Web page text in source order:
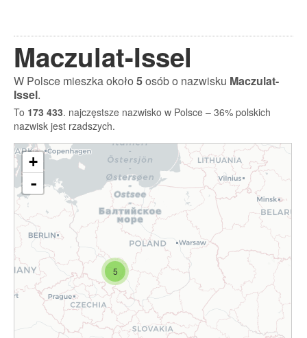
Maczulat-Issel
W Polsce mieszka około5osób o nazwisku Maczulat-
Issel.
To 173 433. najczęstsze nazwisko w Polsce – 36% polskich
nazwisk jest rzadszych.
5
+
-